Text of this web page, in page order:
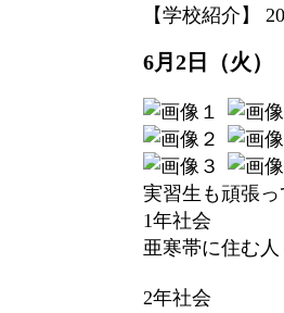
【学校紹介】
6月2日（火
実習生も頑張
1年社会
亜寒帯に住む
2年社会